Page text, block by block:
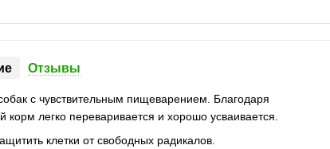
Отзывы
с чувствительным пищеварением. Благодаря
легко переваривается и хорошо усваивается.
клетки от свободных радикалов.